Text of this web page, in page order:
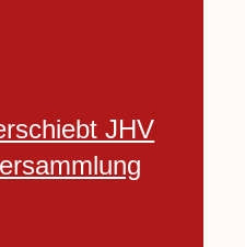
JHV